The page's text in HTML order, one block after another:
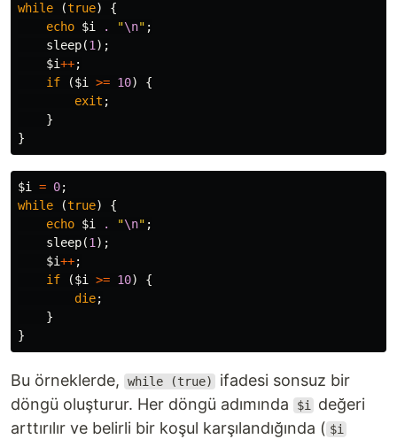
while
(true)
{
echo $i . "\n" ;
sleep(1 );
$i++;
if
($i >= 10)
{
exit ;
}
}
$i = 0;
while
(true)
{
echo $i . "\n" ;
sleep(1 );
$i++;
if
($i >= 10)
{
die;
}
}
Bu örneklerde, while (true)
ifadesi sonsuz bir
döngü oluşturur. Her döngü adımında
$i
değeri
arttırılır ve belirli bir koşul karşılandığında ( $i